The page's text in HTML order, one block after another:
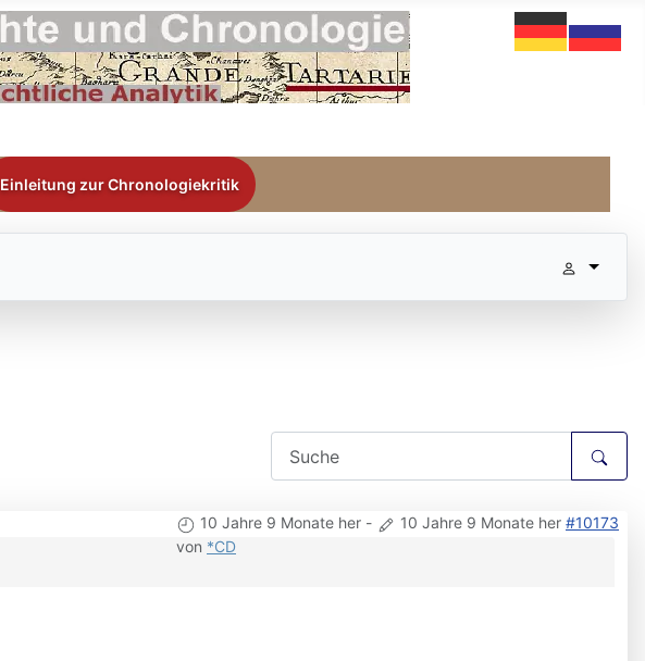
Einleitung zur Chronologiekritik
10 Jahre 9 Monate her - 10 Jahre 9 Monate her #10173
von *CD